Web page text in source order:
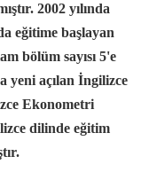
2002 yılında
eğitime başlayan
bölüm sayısı 5'e
yeni açılan İngilizce
Ekonometri
dilinde eğitim